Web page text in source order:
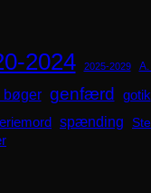
2024 2025-2029
bøger genfærd gotik
spænding